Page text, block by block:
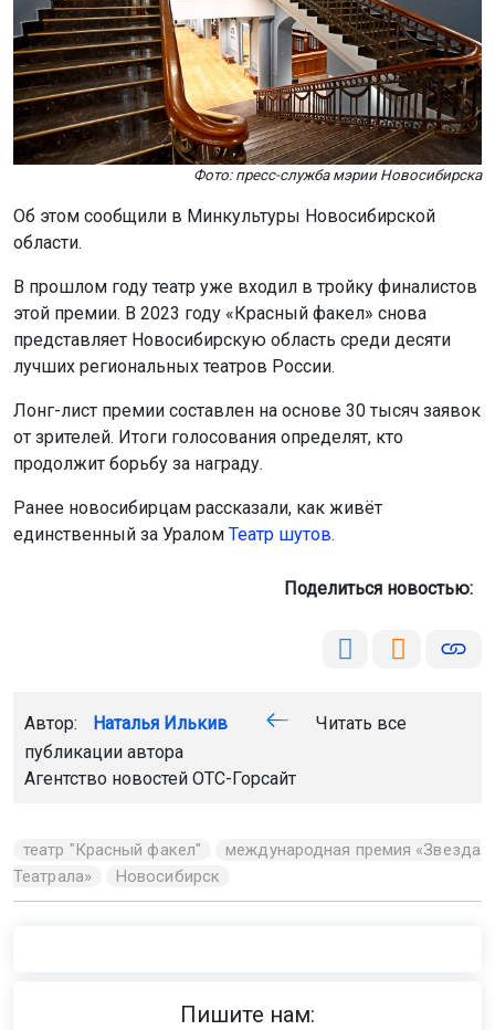
Фото: пресс-служба мэрии Новосибирска
Об этом сообщили в Минкультуры Новосибирской
области.
В прошлом году театр уже входил в тройку финалистов
этой премии. В 2023 году «Красный факел» снова
представляет Новосибирскую область среди десяти
лучших региональных театров России.
Лонг-лист премии составлен на основе 30 тысяч заявок
от зрителей. Итоги голосования определят, кто
продолжит борьбу за награду.
Ранее новосибирцам рассказали, как живёт
единственный за Уралом Театр шутов.
Поделиться новостью:
Автор: Наталья Илькив
Читать все
публикации автора
Агентство новостей ОТС-Горсайт
театр "Красный факел"
международная премия «Звезда
Театрала»
Новосибирск
Пишите нам: